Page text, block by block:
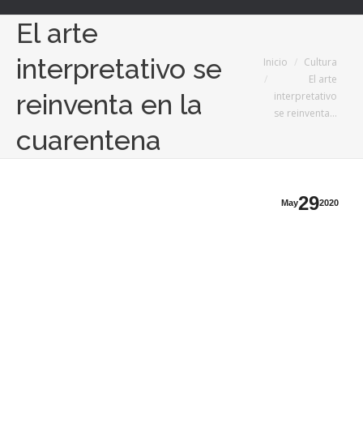
El arte
interpretativo se
reinventa en la
cuarentena
Estás aquí:
Inicio
Cultura
El arte
interpretativo
se reinventa…
May292020